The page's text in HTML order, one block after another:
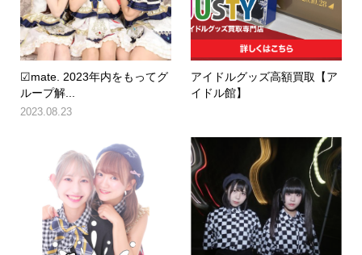
☑︎mate. 2023年内をもってグ
ループ解...
2023.08.23
アイドルグッズ高額買取【ア
イドル館】